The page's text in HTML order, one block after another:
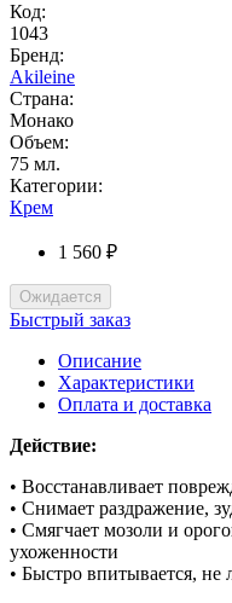
Код:
1043
Бренд:
Akileine
Страна:
Монако
Объем:
75 мл.
Категории:
Крем
1 560 ₽
Ожидается
Быстрый заказ
Описание
Характеристики
Оплата и доставка
Действие:
• Восстанавливает
• Снимает раздражение,
• Смягчает мозоли и
ухоженности
• Быстро впитывается, не